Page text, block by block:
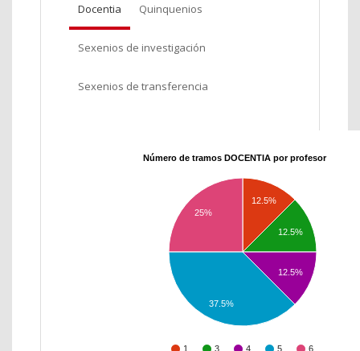
Docentia Quinquenios
Sexenios de investigación
Sexenios de transferencia
Número de tramos DOCENTIA por profesor
1 3 4 5 6
12.5%
12.5%
12.5%
25%
37.5%